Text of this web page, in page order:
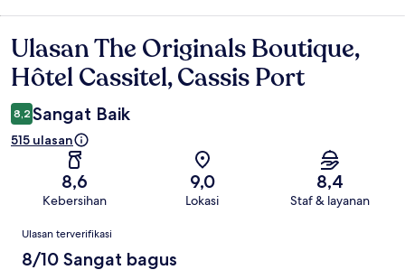
Ulasan
Ulasan The Originals Boutique,
Hôtel Cassitel, Cassis Port
8,2 Sangat Baik
515 ulasan
8,6
Kebersihan
9,0
Lokasi
8,4
Staf & layanan
Ulasan
Ulasan terverifikasi
8/10 Sangat bagus